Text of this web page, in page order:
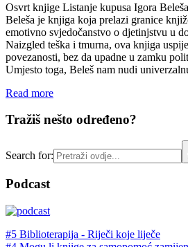
Osvrt knjige Listanje kupusa Igora
Beleša je knjiga koja prelazi granice
emotivno svjedočanstvo o djetinjstvu u
Naizgled teška i tmurna, ova knjiga
povezanosti, bez da upadne u zamku
Umjesto toga, Beleš nam nudi
Read more
Tražiš nešto određeno?
Search for:
Podcast
#5 Biblioterapija - Riječi koje liječe